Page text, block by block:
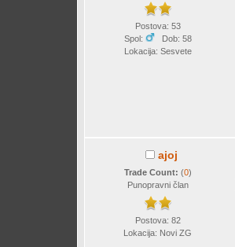
Postova: 53
Spol:
Dob: 58
Lokacija: Sesvete
ajoj
Trade Count: (0)
Punopravni član
Postova: 82
Lokacija: Novi ZG